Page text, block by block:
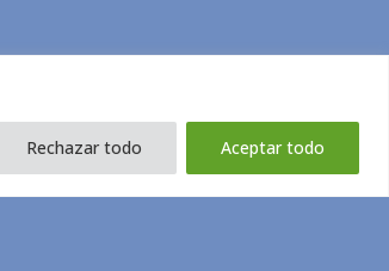
Rechazar todo Aceptar todo
Política de Cookies